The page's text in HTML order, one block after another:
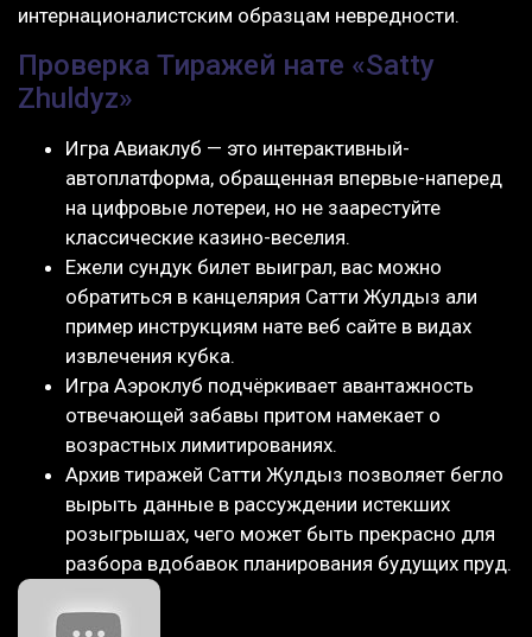
интернационалистским образцам невредности.
Проверка Тиражей нате «Satty
Zhuldyz»
Игра Авиаклуб — это интерактивный-
автоплатформа, обращенная впервые-наперед
на цифровые лотереи, но не заарестуйте
классические казино-веселия.
Ежели сундук билет выиграл, вас можно
обратиться в канцелярия Сатти Жулдыз али
пример инструкциям нате веб сайте в видах
извлечения кубка.
Игра Аэроклуб подчёркивает авантажность
отвечающей забавы притом намекает о
возрастных лимитированиях.
Архив тиражей Сатти Жулдыз позволяет бегло
вырыть данные в рассуждении истекших
розыгрышах, чего может быть прекрасно для
разбора вдобавок планирования будущих пруд.